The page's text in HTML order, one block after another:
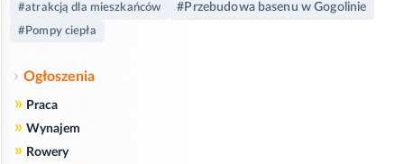
#atrakcją dla mieszkańców #Przebudowa basenu w Gogolinie
#Pompy ciepła
Ogłoszenia
» Praca
» Wynajem
» Rowery